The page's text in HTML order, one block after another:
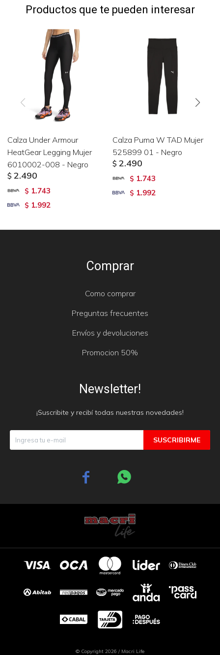
Productos que te pueden interesar
Calza Under Armour
HeatGear Legging Mujer
6010002-008 - Negro
$ 2.490
$ 1.743
$ 1.992
Calza Puma W TAD Mujer
525899 01 - Negro
$ 2.490
$ 1.743
$ 1.992
Comprar
Como comprar
Preguntas frecuentes
Envíos y devoluciones
Promocion 50%
Newsletter!
¡Suscribite y recibí todas nuestras novedades!
SUSCRIBIRME
 
© Copyright 2026 / Macri Life